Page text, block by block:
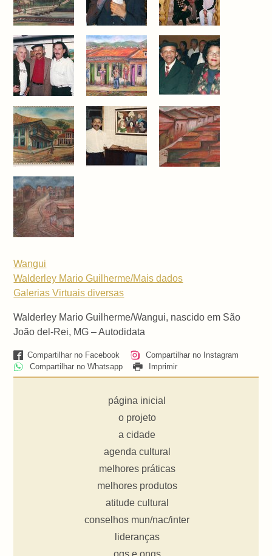
Wangui
Walderley Mario Guilherme/Mais dados
Galerias Virtuaisdiversas
Walderley Mario Guilherme/Wangui, nascido em São
João del-Rei, MG – Autodidata
Compartilhar no Facebook
Compartilhar no Instagram
Compartilhar no Whatsapp
Imprimir
página inicial
o projeto
a cidade
agenda cultural
melhores práticas
melhores produtos
atitude cultural
conselhos mun/nac/inter
lideranças
ogs e ongs